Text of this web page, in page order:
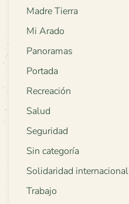
Madre Tierra
Mi Arado
Panoramas
Portada
Recreación
Salud
Seguridad
Sin categoría
Solidaridad internacional
Trabajo